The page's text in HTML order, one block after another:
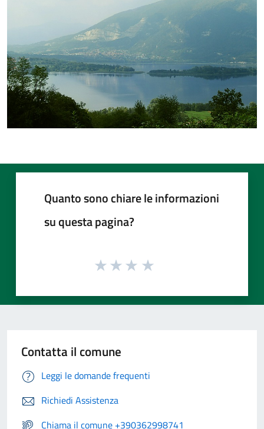
Quanto sono chiare le informazioni
su questa pagina?
Contatta il comune
Leggi le domande frequenti
Richiedi Assistenza
Chiama il comune +390362998741